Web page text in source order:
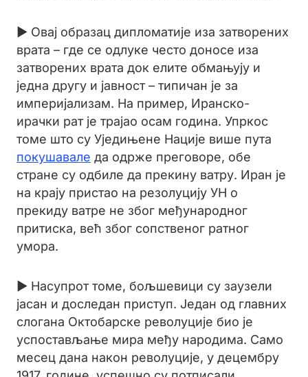
► Овај образац дипломатије иза затворених
врата – где се одлуке често доносе иза
затворених врата док елите обмањују и
једна другу и јавност – типичан је за
империјализам. На пример, Иранско-
ирачки рат је трајао осам година. Упркос
томе што су Уједињене Нације више пута
покушавале да одрже преговоре, обе
стране су одбиле да прекину ватру. Иран је
на крају пристао на резолуцију УН о
прекиду ватре не због међународног
притиска, већ због сопственог ратног
умора.
► Насупрот томе, бољшевици су заузели
јасан и доследан приступ. Један од главних
слогана Октобарске револуције био је
успостављање мира међу народима. Само
месец дана након револуције, у децембру